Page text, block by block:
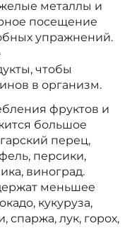
металлы и
посещение
упражнений.
чтобы
в организм.
фруктов и
большое
перец,
персики,
виноград.
меньшее
кукуруза,
спаржа, лук, горох,